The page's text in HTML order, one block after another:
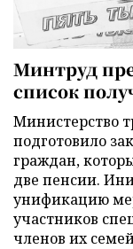
Минтруд
список
Министерство
подготовило
граждан,
две пенсии.
унификацию
участников
членов их